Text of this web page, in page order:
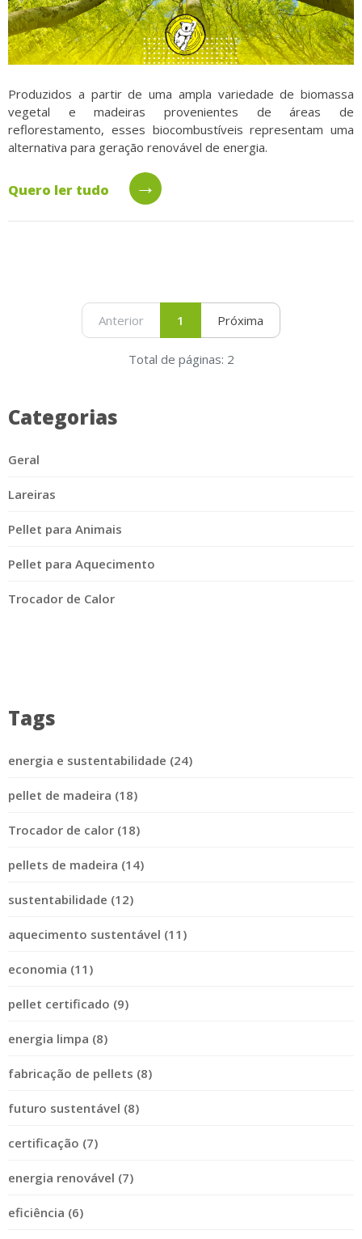
Produzidos a partir de uma ampla variedade de biomassa
vegetal e madeiras provenientes de áreas de
reflorestamento, esses biocombustíveis representam uma
alternativa para geração renovável de energia.
Quero ler tudo →
Anterior 1 Próxima
Total de páginas: 2
Categorias
Geral
Lareiras
Pellet para Animais
Pellet para Aquecimento
Trocador de Calor
Tags
energia e sustentabilidade (24)
pellet de madeira (18)
Trocador de calor (18)
pellets de madeira (14)
sustentabilidade (12)
aquecimento sustentável (11)
economia (11)
pellet certificado (9)
energia limpa (8)
fabricação de pellets (8)
futuro sustentável (8)
certificação (7)
energia renovável (7)
eficiência (6)